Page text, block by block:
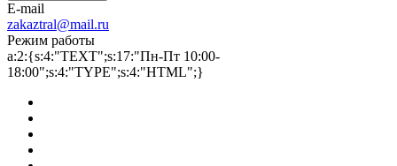
E-mail
zakaztral@mail.ru
Режим работы
a:2:{s:4:"TEXT";s:17:"Пн-Пт 10:00-
18:00";s:4:"TYPE";s:4:"HTML";}